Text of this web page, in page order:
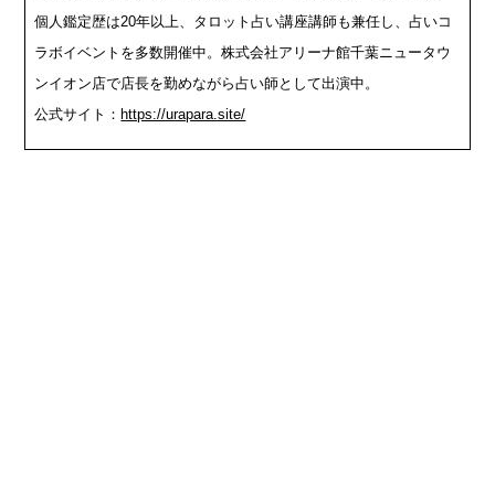
個人鑑定歴は20年以上、タロット占い講座講師も兼任し、占いコ
ラボイベントを多数開催中。株式会社アリーナ館千葉ニュータウ
ンイオン店で店長を勤めながら占い師として出演中。
公式サイト：https://urapara.site/